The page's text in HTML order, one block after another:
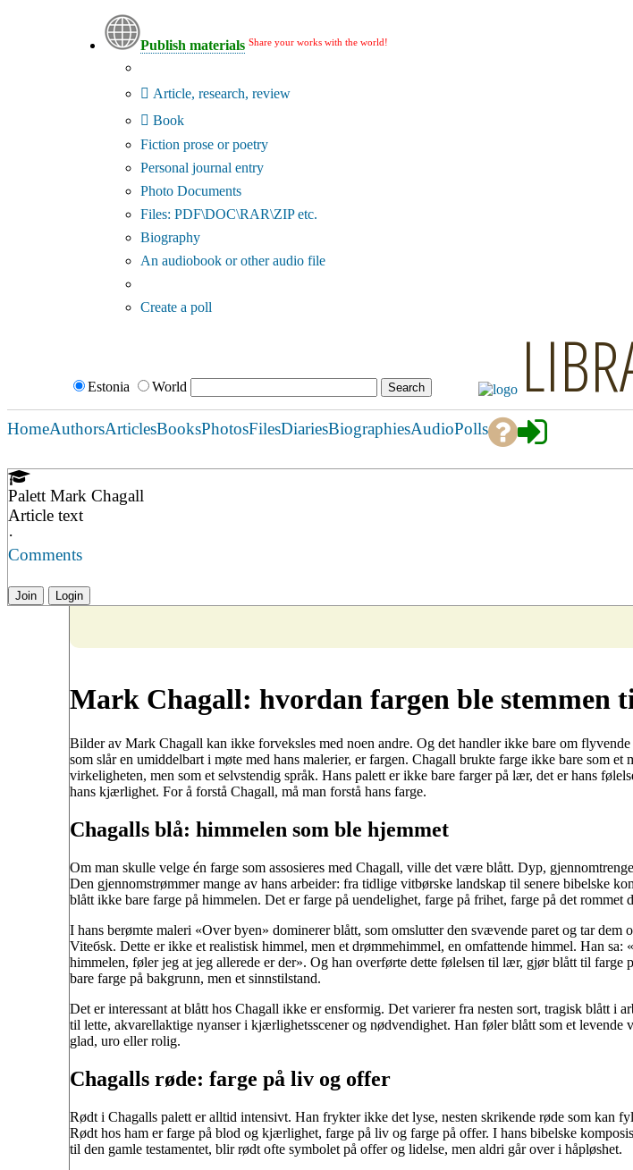
Publish materials Share your works with the world!
Article, research, review
Book
Fiction prose or poetry
Personal journal entry
Photo Documents
Files: PDF\DOC\RAR\ZIP etc.
Biography
An audiobook or other audio file
Create a poll
Estonia World
HomeAuthorsArticlesBooksPhotosFilesDiariesBiographiesAudioPolls
Palett Mark Chagall
Article text
·
Comments
Join Login
Mark Chagall: hvordan fargen ble stemmen
Bilder av Mark Chagall kan ikke forveksles med noen andre. Og det handler ikke bare om
som slår en umiddelbart i møte med hans malerier, er fargen. Chagall brukte farge ikke bare som et
virkeligheten, men som et selvstendig språk. Hans palett er ikke bare farger på lær, det er hans
hans kjærlighet. For å forstå Chagall, må man forstå hans farge.
Chagalls blå: himmelen som ble hjemmet
Om man skulle velge én farge som assosieres med Chagall, ville det være blått. Dyp,
Den gjennomstrømmer mange av hans arbeider: fra tidlige vitbørske landskap til senere bibelske
blått ikke bare farge på himmelen. Det er farge på uendelighet, farge på frihet, farge på det rommet
I hans berømte maleri «Over byen» dominerer blått, som omslutter den svævende paret og tar dem
Vitебsk. Dette er ikke et realistisk himmel, men et drømmehimmel, en omfattende himmel. Han sa:
himmelen, føler jeg at jeg allerede er der». Og han overførte dette følelsen til lær, gjør blått til farge
bare farge på bakgrunn, men et sinnstilstand.
Det er interessant at blått hos Chagall ikke er ensformig. Det varierer fra nesten sort, tragisk blått i
til lette, akvarellaktige nyanser i kjærlighetsscener og nødvendighet. Han føler blått som et levende
glad, uro eller rolig.
Chagalls røde: farge på liv og offer
Rødt i Chagalls palett er alltid intensivt. Han frykter ikke det lyse, nesten skrikende røde som kan
Rødt hos ham er farge på blod og kjærlighet, farge på liv og farge på offer. I hans bibelske
til den gamle testamentet, blir rødt ofte symbolet på offer og lidelse, men aldri går over i håpløshet.